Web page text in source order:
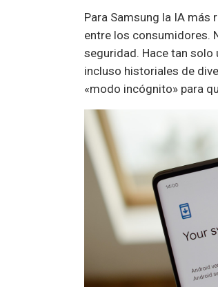
Para Samsung la IA más
entre los consumidores.
seguridad. Hace tan solo
incluso historiales de
«modo incógnito» para